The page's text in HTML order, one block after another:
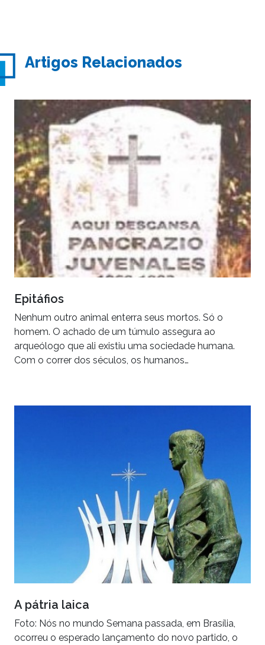
Artigos Relacionados
Epitáfios
Nenhum outro animal enterra seus mortos. Só o
homem. O achado de um túmulo assegura ao
arqueólogo que ali existiu uma sociedade humana.
Com o correr dos séculos, os humanos…
A pátria laica
Foto: Nós no mundo Semana passada, em Brasília,
ocorreu o esperado lançamento do novo partido, o